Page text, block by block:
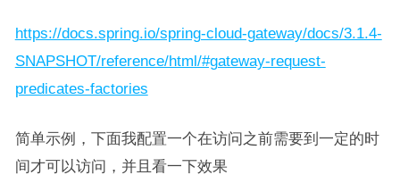
https://docs.spring.io/spring-cloud-gateway/docs/3.1.4-
SNAPSHOT/reference/html/#gateway-request-
predicates-factories
简单示例，下面我配置一个在访问之前需要到一定的时
间才可以访问，并且看一下效果